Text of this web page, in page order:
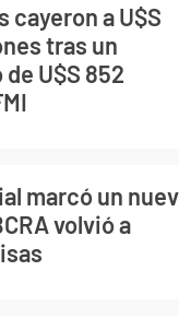
cayeron a U$S
tras un
U$S 852
marcó un
volvió a